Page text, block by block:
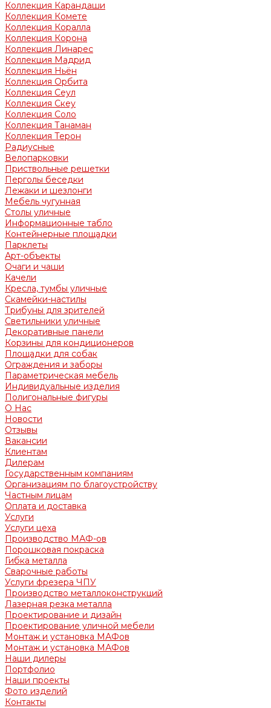
Коллекция Карандаши
Коллекция Комете
Коллекция Коралла
Коллекция Корона
Коллекция Линарес
Коллекция Мадрид
Коллекция Ньён
Коллекция Орбита
Коллекция Сеул
Коллекция Скеу
Коллекция Соло
Коллекция Танаман
Коллекция Терон
Радиусные
Велопарковки
Приствольные решетки
Перголы беседки
Лежаки и шезлонги
Мебель чугунная
Столы уличные
Информационные табло
Контейнерные площадки
Парклеты
Арт-объекты
Очаги и чаши
Качели
Кресла, тумбы уличные
Скамейки-настилы
Трибуны для зрителей
Светильники уличные
Декоративные панели
Корзины для кондиционеров
Площадки для собак
Ограждения и заборы
Параметрическая мебель
Индивидуальные изделия
Полигональные фигуры
О Нас
Новости
Отзывы
Вакансии
Клиентам
Дилерам
Государственным компаниям
Организациям по благоустройству
Частным лицам
Оплата и доставка
Услуги
Услуги цеха
Производство МАФ-ов
Порошковая покраска
Гибка металла
Сварочные работы
Услуги фрезера ЧПУ
Производство металлоконструкций
Лазерная резка металла
Проектирование и дизайн
Проектирование уличной мебели
Монтаж и установка МАФов
Монтаж и установка МАФов
Наши дилеры
Портфолио
Наши проекты
Фото изделий
Контакты